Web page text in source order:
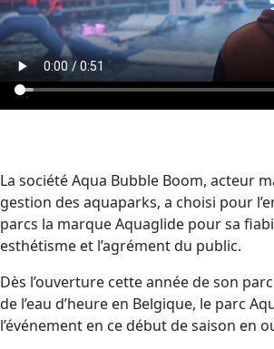
La société Aqua Bubble Boom, acteur
gestion des aquaparks, a choisi pour
parcs la marque Aquaglide pour sa
esthétisme et l’agrément du public.
Dès l’ouverture cette année de son
de l’eau d’heure en Belgique, le parc
l’événement en ce début de saison en